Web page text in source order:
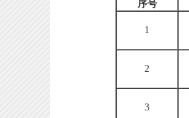
序号
1
2
3